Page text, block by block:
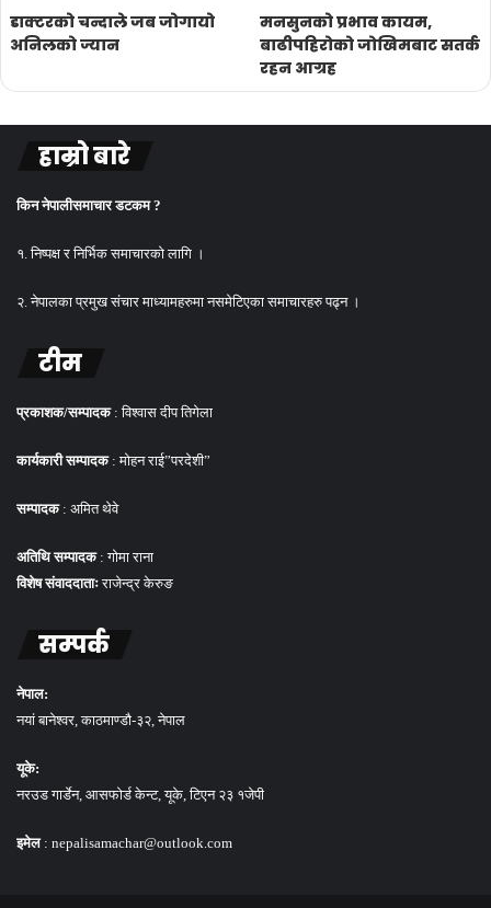
डाक्टरको चन्दाले जब जोगायो
अनिलको ज्यान
मनसुनको प्रभाव कायम,
बाढीपहिरोको जोखिमबाट सतर्क
रहन आग्रह
हाम्रो बारे
किन नेपालीसमाचार डटकम ?
१. निष्पक्ष र निर्भिक समाचारको लागि ।
२. नेपालका प्रमुख संचार माध्यामहरुमा नसमेटिएका समाचारहरु पढ्न ।
टीम
प्रकाशक/सम्पादक : विश्वास दीप तिगेला
कार्यकारी सम्पादक: मोहन राई”परदेशी”
सम्पादक: अमित थेवे
अतिथि सम्पादक: गोमा राना
विशेष संवाददाताःराजेन्द्र केरुङ
सम्पर्क
नेपाल:
नयां बानेश्वर, काठमाण्डौ-३२, नेपाल
यूके:
नरउड गार्डेन, आसफोर्ड केन्ट, यूके, टिएन २३ १जेपी
इमेल: nepalisamachar@outlook.com